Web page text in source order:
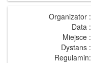
Organizator :
Data :
Miejsce :
Dystans :
Regulamin: